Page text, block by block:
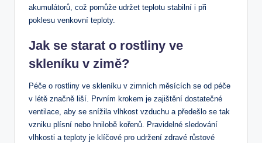
akumulátorů, což pomůže udržet teplotu stabilní i při
poklesu venkovní teploty.
Jak se starat o rostliny ve
skleníku v zimě?
Péče o rostliny ve skleníku v zimních měsících se od péče
v létě značně liší. Prvním krokem je zajištění dostatečné
ventilace, aby se snížila vlhkost vzduchu a předešlo se tak
vzniku plísní nebo hnilobě kořenů. Pravidelné sledování
vlhkosti a teploty je klíčové pro udržení zdravé růstové